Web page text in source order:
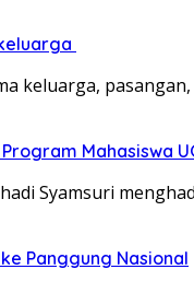
keluarga,
Mahasiswa
Syamsuri
Panggung Nasional